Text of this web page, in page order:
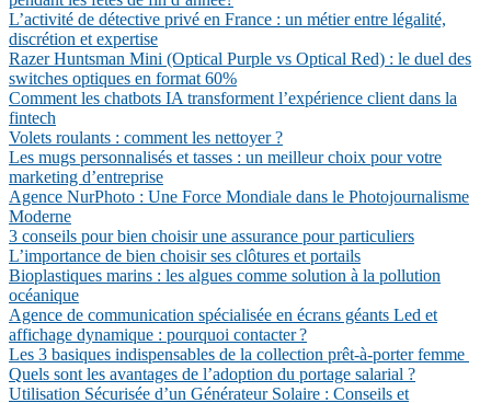
L’activité de détective privé en France : un métier entre légalité,
discrétion et expertise
Razer Huntsman Mini (Optical Purple vs Optical Red) : le duel des
switches optiques en format 60%
Comment les chatbots IA transforment l’expérience client dans la
fintech
Volets roulants : comment les nettoyer ?
Les mugs personnalisés et tasses : un meilleur choix pour votre
marketing d’entreprise
Agence NurPhoto : Une Force Mondiale dans le Photojournalisme
Moderne
3 conseils pour bien choisir une assurance pour particuliers
L’importance de bien choisir ses clôtures et portails
Bioplastiques marins : les algues comme solution à la pollution
océanique
Agence de communication spécialisée en écrans géants Led et
affichage dynamique : pourquoi contacter ?
Les 3 basiques indispensables de la collection prêt-à-porter femme
Quels sont les avantages de l’adoption du portage salarial ?
Utilisation Sécurisée d’un Générateur Solaire : Conseils et